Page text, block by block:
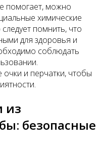
помогает, можно
химические
помнить, что
для здоровья и
соблюдать
и перчатки, чтобы
из
безопасные